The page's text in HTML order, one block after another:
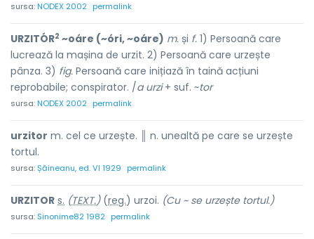
sursa:NODEX 2002 permalink
URZITÓR2 ~oáre (~óri, ~oáre) m. și f. 1) Persoană care
lucrează la mașina de urzit. 2) Persoană care urzește
pânza. 3) fig. Persoană care inițiază în taină acțiuni
reprobabile; conspirator. /a urzi+ suf. ~tor
sursa:NODEX 2002 permalink
urzitor m. cel ce urzește. ║ n. unealtă pe care se urzește
tortul.
sursa:Șăineanu, ed. VI 1929 permalink
URZITOR s. (TEXT.)(reg.) urzoi. (Cu ~ se urzește tortul.)
sursa: Sinonime82 1982 permalink